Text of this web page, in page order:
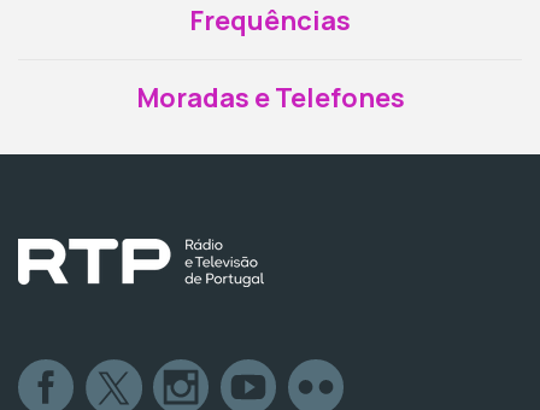
Frequências
Moradas e Telefones